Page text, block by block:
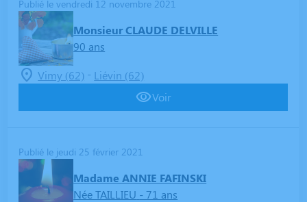
Publié le vendredi 12 novembre 2021
Monsieur CLAUDE DELVILLE
90 ans
Vimy (62) - Liévin (62)
Voir
Publié le jeudi 25 février 2021
Madame ANNIE FAFINSKI
Née TAILLIEU - 71 ans